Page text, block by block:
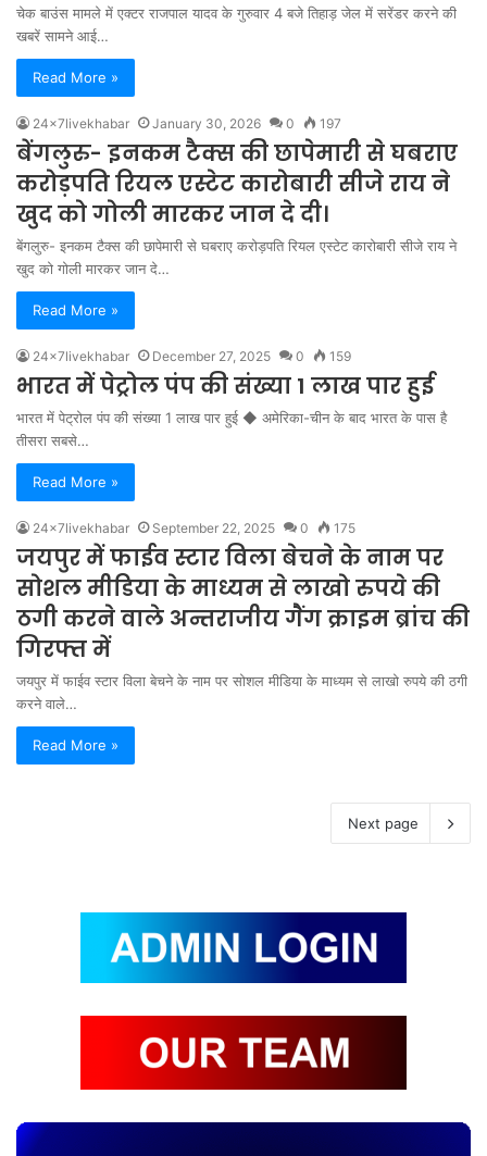
चेक बाउंस मामले में एक्टर राजपाल यादव के गुरुवार 4 बजे तिहाड़ जेल में सरेंडर करने की
खबरें सामने आई…
Read More »
24x7livekhabar January 30, 2026 0 197
बेंगलुरु- इनकम टैक्स की छापेमारी से घबराए
करोड़पति रियल एस्टेट कारोबारी सीजे राय ने
खुद को गोली मारकर जान दे दी।
बेंगलुरु- इनकम टैक्स की छापेमारी से घबराए करोड़पति रियल एस्टेट कारोबारी सीजे राय ने
खुद को गोली मारकर जान दे…
Read More »
24x7livekhabar December 27, 2025 0 159
भारत में पेट्रोल पंप की संख्या 1 लाख पार हुई
भारत में पेट्रोल पंप की संख्या 1 लाख पार हुई ◆ अमेरिका-चीन के बाद भारत के पास है
तीसरा सबसे…
Read More »
24x7livekhabar September 22, 2025 0 175
जयपुर में फाईव स्टार विला बेचने के नाम पर
सोशल मीडिया के माध्यम से लाखो रुपये की
ठगी करने वाले अन्तराजीय गैंग क्राइम ब्रांच की
गिरफ्त में
जयपुर में फाईव स्टार विला बेचने के नाम पर सोशल मीडिया के माध्यम से लाखो रुपये की ठगी
करने वाले…
Read More »
Next page